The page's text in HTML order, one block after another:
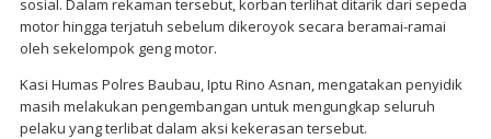
sosial. Dalam rekaman tersebut, korban terlihat ditarik dari sepeda
motor hingga terjatuh sebelum dikeroyok secara beramai-ramai
oleh sekelompok geng motor.
Kasi Humas Polres Baubau, Iptu Rino Asnan, mengatakan penyidik
masih melakukan pengembangan untuk mengungkap seluruh
pelaku yang terlibat dalam aksi kekerasan tersebut.